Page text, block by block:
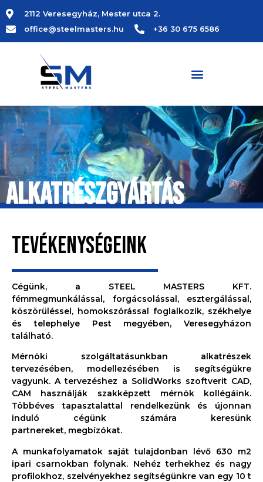
2112 Veresegyház, Mester utca 2.
office@steelmasters.hu
+36 30 675 6586
ALKATRÉSZGYÁRTÁS
TEVÉKENYSÉGEINK
Cégünk, a STEEL MASTERS KFT.
fémmegmunkálással, forgácsolással, esztergálással,
köszörüléssel, homokszórással foglalkozik, székhelye
és telephelye Pest megyében, Veresegyházon
található.
Mérnöki szolgáltatásunkban alkatrészek
tervezésében, modellezésében is segítségükre
vagyunk. A tervezéshez a SolidWorks szoftverit CAD,
CAM használják szakképzett mérnök kollégáink.
Többéves tapasztalattal rendelkezünk és újonnan
induló cégünk számára keresünk
partnereket, megbízókat.
A munkafolyamatok saját tulajdonban lévő 630 m2
ipari csarnokban folynak. Nehéz terhekhez és nagy
profilokhoz, szelvényekhez segítségünkre van egy 10 t